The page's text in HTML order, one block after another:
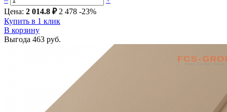
Цена: 2 014.8 ₽ 2 478 -23%
Купить в 1 клик
В корзину
Выгода 463 руб.